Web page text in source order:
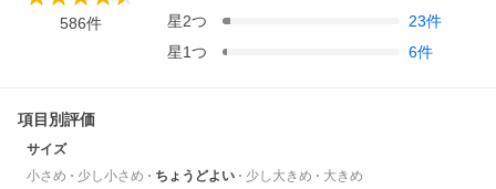
586件
星2つ 23件
星1つ 6件
項目別評価
サイズ
小さめ
少し小さめ ちょうどよい 少し大きめ 大きめ